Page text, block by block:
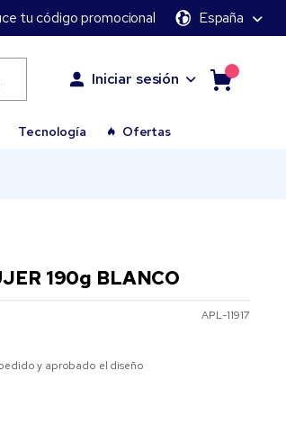
tu código promocional España
Iniciar sesión
Tecnología Ofertas
190g BLANCO
APL-11917
y aprobado el diseño